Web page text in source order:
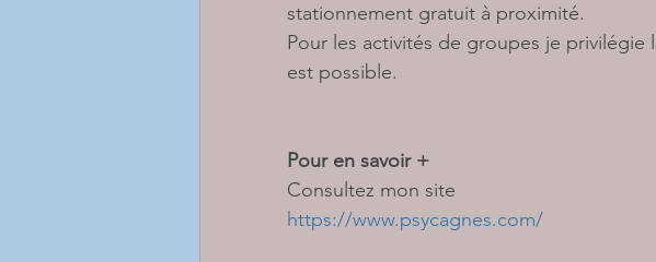
stationnement gratuit à proximité.
Pour les activités de groupes je
est possible.
Pour en savoir +
Consultez mon site
https://www.psycagnes.com/